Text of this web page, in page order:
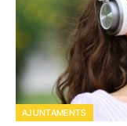
AJUNTAMENTS